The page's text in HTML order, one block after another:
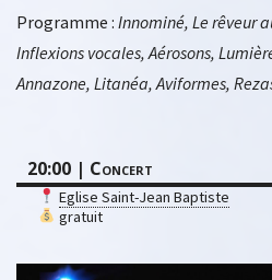
Programme : Innominé, Le rêveur
Inflexions vocales, Aérosons,
Annazone, Litanéa, Aviformes,
20:00 | Concert
Eglise Saint-Jean Baptiste
gratuit